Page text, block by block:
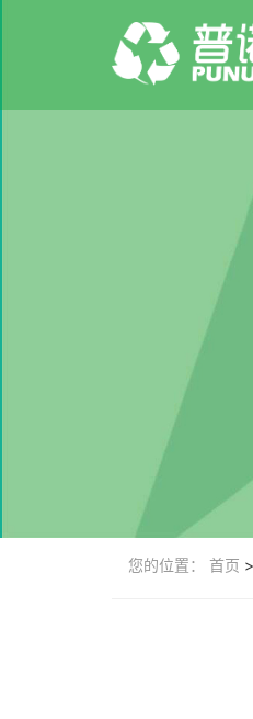
您的位置： 首页 >